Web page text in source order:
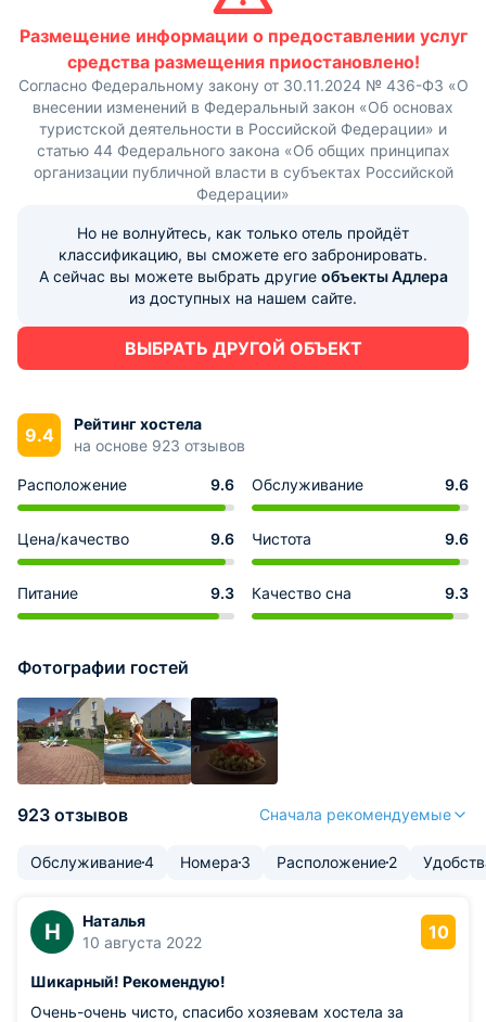
Размещение информации о предоставлении услуг
средства размещения приостановлено!
Согласно Федеральному закону от 30.11.2024 № 436-ФЗ «О
внесении изменений в Федеральный закон «Об основах
туристской деятельности в Российской Федерации» и
статью 44 Федерального закона «Об общих принципах
организации публичной власти в субъектах Российской
Федерации»
Но не волнуйтесь, как только отель пройдёт
классификацию, вы сможете его забронировать.
А сейчас вы можете выбрать другие объекты Адлера
из доступных на нашем сайте.
ВЫБРАТЬ ДРУГОЙ ОБЪЕКТ
9.4
Рейтинг хостела
на основе 923 отзывов
Расположение 9.6 Обслуживание 9.6
Цена/качество 9.6 Чистота 9.6
Питание 9.3 Качество сна 9.3
Фотографии гостей
923 отзывов Сначала рекомендуемые
Обслуживание4 Номера 3 Расположение2
Н
Наталья
10 августа 2022
10
Шикарный! Рекомендую!
Очень-очень чисто, спасибо хозяевам хостела за